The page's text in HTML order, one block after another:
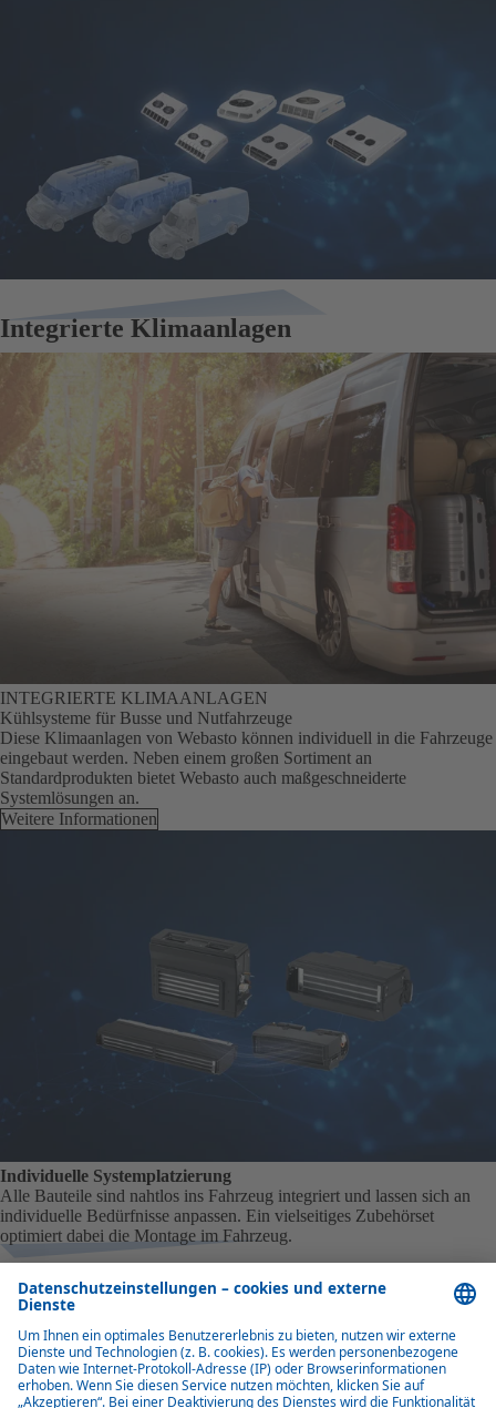
Integrierte Klimaanlagen
INTEGRIERTE KLIMAANLAGEN
Kühlsysteme für Busse und Nutfahrzeuge
Diese Klimaanlagen von Webasto können individuell in die Fahrzeuge
eingebaut werden. Neben einem großen Sortiment an
Standardprodukten bietet Webasto auch maßgeschneiderte
Systemlösungen an.
Weitere Informationen
Individuelle Systemplatzierung
Alle Bauteile sind nahtlos ins Fahrzeug integriert und lassen sich an
individuelle Bedürfnisse anpassen. Ein vielseitiges Zubehörset
optimiert dabei die Montage im Fahrzeug.
Transportkühlung